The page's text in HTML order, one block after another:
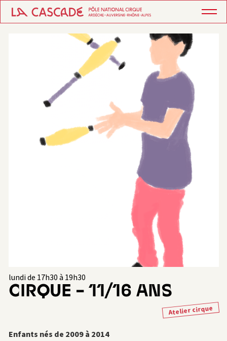
lundi de 17h30 à 19h30
CIRQUE – 11/16 ANS
Atelier cirque
Enfants nés de 2009 à 2014